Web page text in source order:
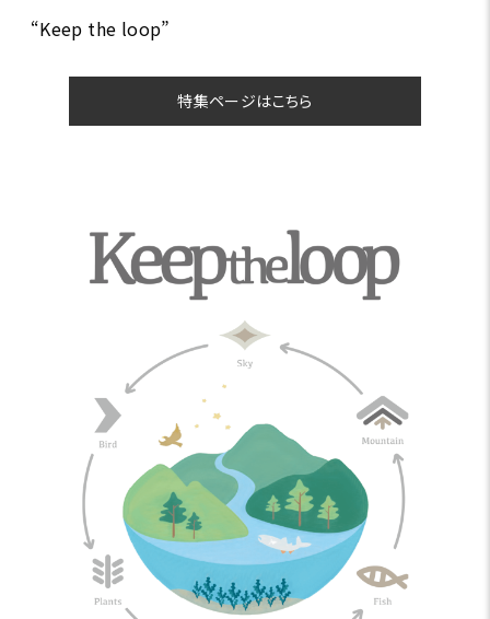
“Keep the loop”
特集ページはこちら